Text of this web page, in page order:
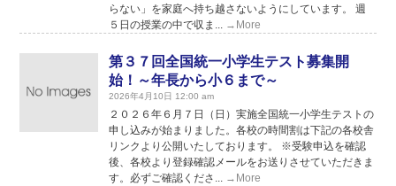
らない」を家庭へ持ち越さないようにしています。 週
５日の授業の中で収ま... →More
第３７回全国統一小学生テスト募集開
始！～年長から小６まで～
2026年4月10日 12:00 am
２０２６年６月７日（日）実施全国統一小学生テストの
申し込みが始まりました。各校の時間割は下記の各校舎
リンクより公開いたしております。 ※受験申込を確認
後、各校より登録確認メールをお送りさせていただきま
す。必ずご確認くださ... →More